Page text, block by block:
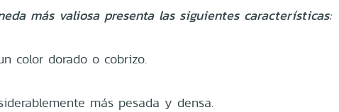
más valiosa presenta las siguientes características:
color dorado o cobrizo.
más pesada y densa.